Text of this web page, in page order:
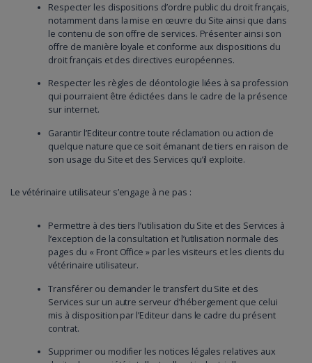
Respecter les dispositions d’ordre public du droit français,
notamment dans la mise en œuvre du Site ainsi que dans
le contenu de son offre de services. Présenter ainsi son
offre de manière loyale et conforme aux dispositions du
droit français et des directives européennes.
Respecter les règles de déontologie liées à sa profession
qui pourraient être édictées dans le cadre de la présence
sur internet.
Garantir l’Editeur contre toute réclamation ou action de
quelque nature que ce soit émanant de tiers en raison de
son usage du Site et des Services qu’il exploite.
Le vétérinaire utilisateur s’engage à ne pas :
Permettre à des tiers l’utilisation du Site et des Services à
l’exception de la consultation et l’utilisation normale des
pages du « Front Office » par les visiteurs et les clients du
vétérinaire utilisateur.
Transférer ou demander le transfert du Site et des
Services sur un autre serveur d’hébergement que celui
mis à disposition par l’Editeur dans le cadre du présent
contrat.
Supprimer ou modifier les notices légales relatives aux